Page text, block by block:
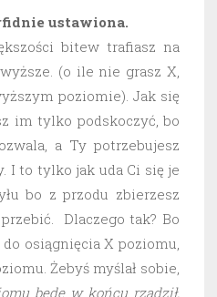
ustawiona.
bitew trafiasz na
(o ile nie grasz X,
poziomie). Jak się
im tylko podskoczyć, bo
a Ty potrzebujesz
I to tylko jak uda Ci się je
bo z przodu zbierzesz
Dlaczego tak? Bo
osiągnięcia X poziomu,
Żebyś myślał sobie,
będę w końcu rządził,